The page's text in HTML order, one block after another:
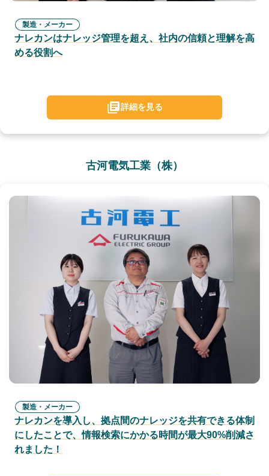
製造・メーカー
ナレカンはナレッジ管理を超え、社内の信頼と理解を高
める役割へ
詳細を見る
古河電気工業（株）
製造・メーカー
ナレカンを導入し、拠点間のナレッジを共有できる体制
にしたことで、情報検索にかかる時間が最大90%削減さ
れました！